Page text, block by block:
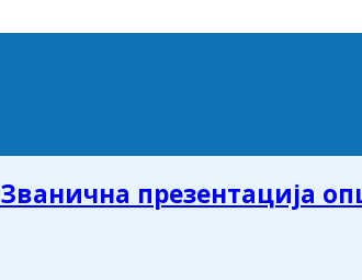
Званична презентација